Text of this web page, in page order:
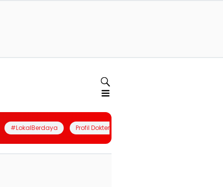
#LokalBerdaya Profil Dokter